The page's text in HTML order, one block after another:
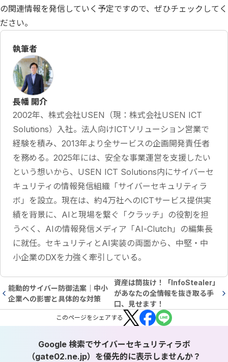
の関連情報を発信していく予定ですので、ぜひチェックしてく
ださい。
執筆者
長幡 開介
2002年、株式会社USEN（現：株式会社USEN ICT
Solutions）入社。法人向けICTソリューション営業で
経験を積み、2013年より全サービスの企画開発責任者
を務める。2025年には、安全な事業運営を支援したい
という想いから、USEN ICT Solutions内にサイバーセ
キュリティの情報発信組織「サイバーセキュリティラ
ボ」を設立。現在は、約4万社へのICTサービス提供実
績を背景に、AIと現場を繋ぐ「クラッチ」の役割を担
うべく、AIの情報発信メディア「AI-Clutch」の編集長
に就任。セキュリティとAI実装の両面から、中堅・中
小企業のDXを力強く牽引している。
能動的サイバー防御法案｜中小
企業への影響と具体的な対策
資産は筒抜け！「InfoStealer」
があなたの全情報を抜き取る手
口、見せます！
このページをシェアする
Google 検索でサイバーセキュリティラボ
（gate02.ne.jp）を優先的に表示しませんか？